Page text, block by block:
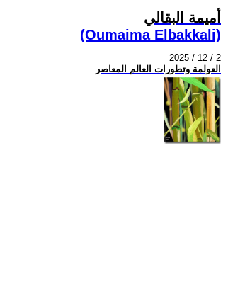
أميمة البقالي
(Oumaima Elbakkali)
2025 / 12 / 2
العولمة وتطورات العالم المعاصر